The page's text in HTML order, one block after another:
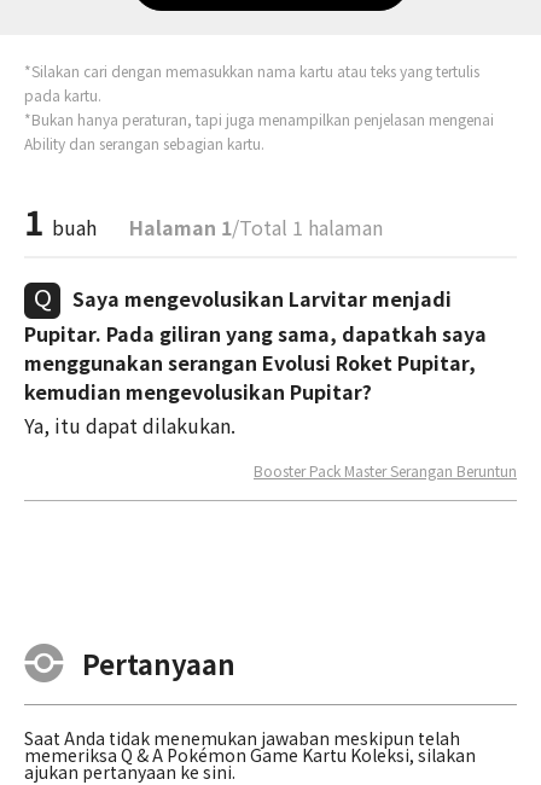
*Silakan cari dengan memasukkan nama kartu atau teks yang tertulis
pada kartu.
*Bukan hanya peraturan, tapi juga menampilkan penjelasan mengenai
Ability dan serangan sebagian kartu.
1 buah Halaman 1/Total 1 halaman
Saya mengevolusikan Larvitar menjadi
Pupitar. Pada giliran yang sama, dapatkah saya
menggunakan serangan Evolusi Roket Pupitar,
kemudian mengevolusikan Pupitar?
Ya, itu dapat dilakukan.
Booster Pack Master Serangan Beruntun
Pertanyaan
Saat Anda tidak menemukan jawaban meskipun telah
memeriksa Q & A Pokémon Game Kartu Koleksi, silakan
ajukan pertanyaan ke sini.